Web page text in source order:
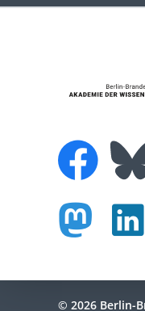
© 2026 Berlin-